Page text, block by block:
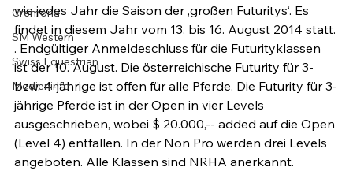
Cremona
SM Western
Swiss Equestrian
Medieninfo
wie jedes Jahr die Saison der ‚großen Futuritys‘. Es
findet in diesem Jahr vom 13. bis 16. August 2014 statt.
. Endgültiger Anmeldeschluss für die Futurityklassen
ist der 10. August. Die österreichische Futurity für 3-
bzw. 4-jährige ist offen für alle Pferde. Die Futurity für 3-
jährige Pferde ist in der Open in vier Levels
ausgeschrieben, wobei $ 20.000,-- added auf die Open
(Level 4) entfallen. In der Non Pro werden drei Levels
angeboten. Alle Klassen sind NRHA anerkannt.